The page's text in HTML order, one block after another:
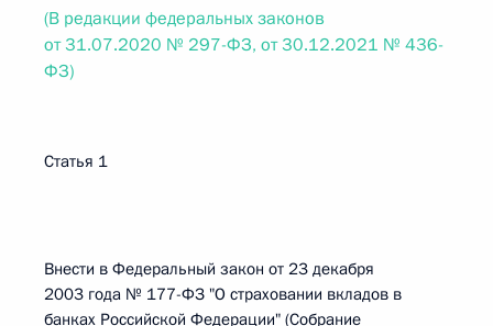
(В редакции федеральных законов
от 31.07.2020 № 297-ФЗ, от 30.12.2021 № 436-
ФЗ)
Статья 1
Внести в Федеральный закон от 23 декабря
2003 года № 177-ФЗ "О страховании вкладов в
банках Российской Федерации" (Собрание